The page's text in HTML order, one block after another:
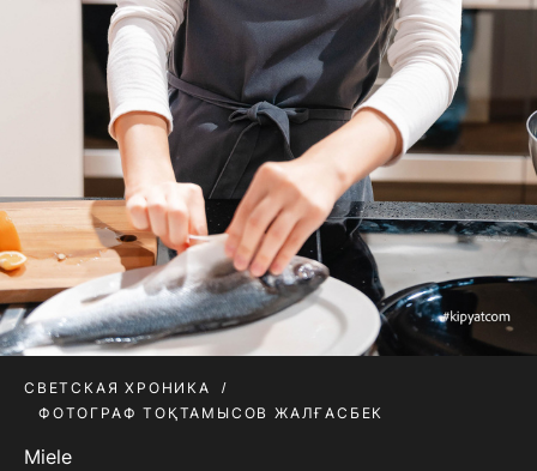
СВЕТСКАЯ ХРОНИКА
ФОТОГРАФ ТОҚТАМЫСОВ ЖАЛҒАСБЕК
Miele